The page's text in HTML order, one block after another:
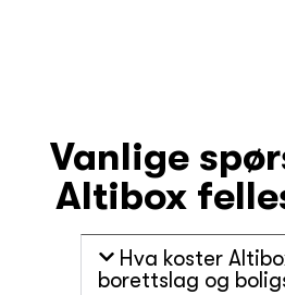
Vanlige
Altibox
Hva koster
borettslag og